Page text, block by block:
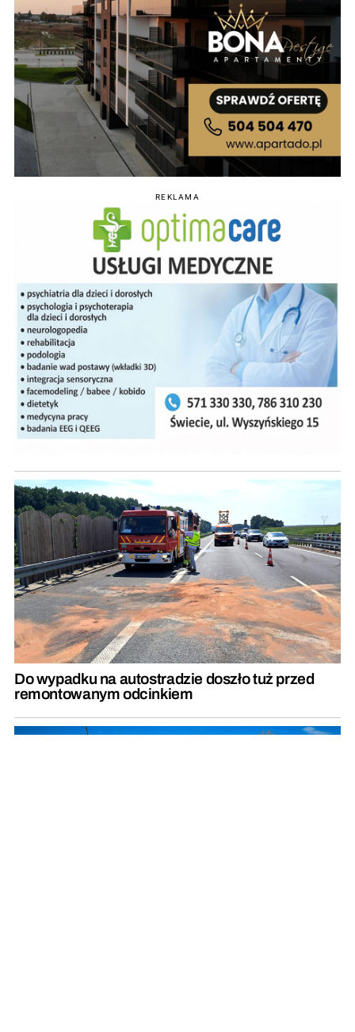
REKLAMA
Do wypadku na autostradzie doszło tuż przed
remontowanym odcinkiem